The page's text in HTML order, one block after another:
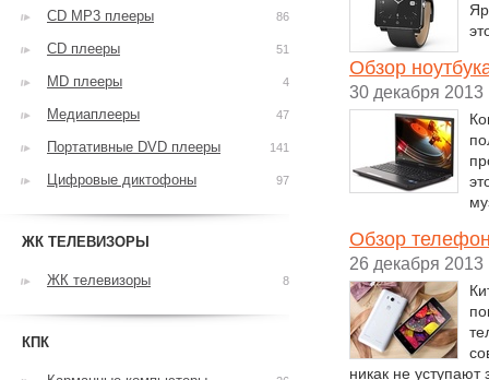
Обзор
30 декабря 2013
Обзор
26 декабря 2013
никак не
CD MP3 плееры 86
CD плееры 51
MD плееры 4
Медиаплееры 47
Портативные DVD плееры 141
Цифровые диктофоны 97
ЖК ТЕЛЕВИЗОРЫ
ЖК телевизоры 8
КПК